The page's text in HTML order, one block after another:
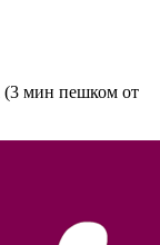
(3 мин пешком от